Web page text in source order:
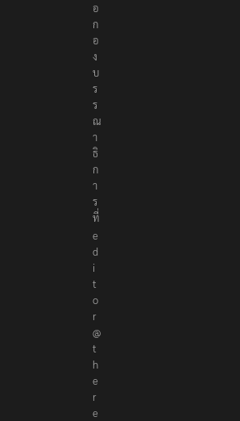
อ
ก
อ
ง
บ
ร
ร
ณ
า
ธิ
ก
า
ร
ที่
e
d
i
t
o
r
@
t
h
e
r
e